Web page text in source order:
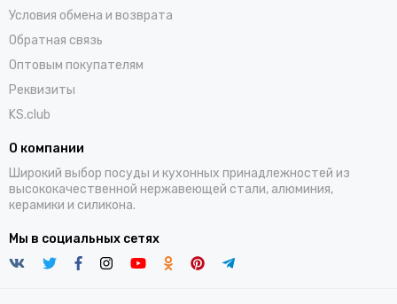
Условия обмена и возврата
Обратная связь
Оптовым покупателям
Реквизиты
KS.club
О компании
Широкий выбор посуды и кухонных принадлежностей из
высококачественной нержавеющей стали, алюминия,
керамики и силикона.
Мы в социальных сетях